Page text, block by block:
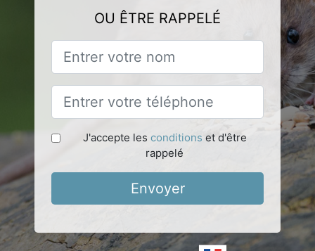
OU ÊTRE RAPPELÉ
J'accepte les conditions et d'être
rappelé
Envoyer